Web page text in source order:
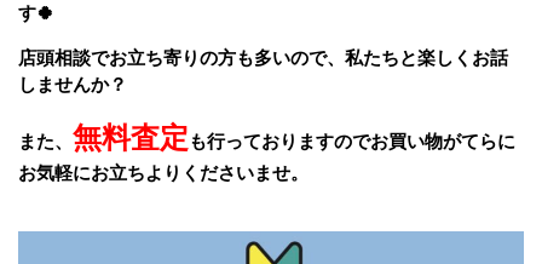
す🍀
店頭相談でお立ち寄りの方も多いので、私たちと楽しくお話
しませんか？
また、 無料査定も行っておりますのでお買い物がてらに
お気軽にお立ちよりくださいませ。